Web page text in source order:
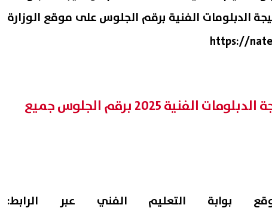
رابط نتيجة الدبلومات الفنية برقم الجلوس على موقع الوزارة
https://
خطوات الاستعلام عن نتيجة الدبلومات الفنية 2025 برقم الجلوس جميع
بوابة التعليم الفني عبر الرابط: